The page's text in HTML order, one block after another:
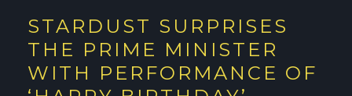
STARDUST SURPRISES
THE PRIME MINISTER
WITH PERFORMANCE OF